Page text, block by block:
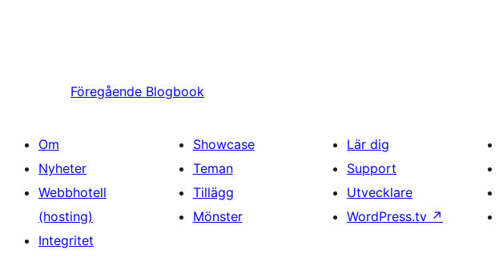
Föregående Blogbook
Om
Nyheter
Webbhotell
(hosting)
Integritet
Showcase
Teman
Tillägg
Mönster
Lär dig
Support
Utvecklare
WordPress.tv ↗